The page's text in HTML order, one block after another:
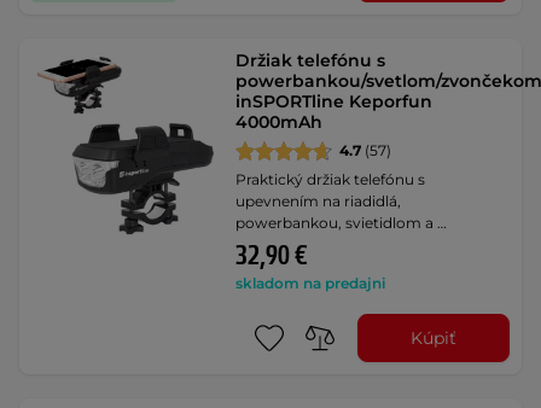
Držiak telefónu s
powerbankou/svetlom/
inSPORTline Keporfun
4000mAh
4.7 (57)
Praktický držiak telefónu s
upevnením na riadidlá,
powerbankou, svietidlom a …
32,90 €
skladom na predajni
Kúpiť